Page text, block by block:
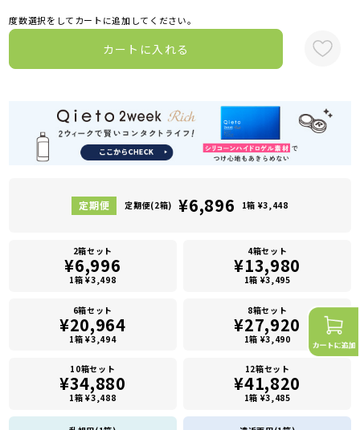
度数選択をしてカートに追加してください。
カートに入れる
定期便(2箱) ¥6,896 1箱 ¥3,448
2箱セット
¥6,996
1箱 ¥3,498
4箱セット
¥13,980
1箱 ¥3,495
6箱セット
¥20,964
1箱 ¥3,494
8箱セット
¥27,920
1箱 ¥3,490
10箱セット
¥34,880
1箱 ¥3,488
12箱セット
¥41,820
1箱 ¥3,485